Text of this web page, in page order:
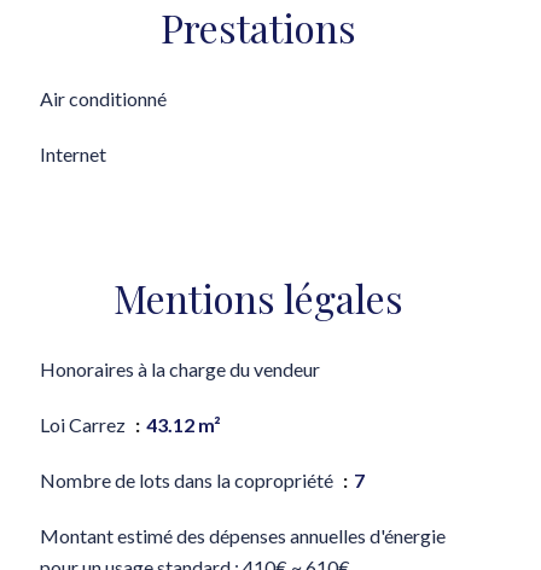
Prestations
Air conditionné
Internet
Mentions légales
Honoraires à la charge du vendeur
Loi Carrez 43.12 m²
Nombre de lots dans la copropriété 7
Montant estimé des dépenses annuelles d'énergie